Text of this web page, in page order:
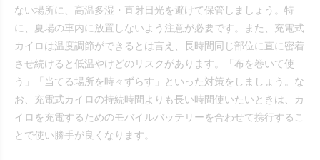
ない場所に、高温多湿・直射日光を避けて保管しましょう。特
に、夏場の車内に放置しないよう注意が必要です。また、充電式
カイロは温度調節ができるとは言え、長時間同じ部位に直に密着
させ続けると低温やけどのリスクがあります。「布を巻いて使
う」「当てる場所を時々ずらす」といった対策をしましょう。な
お、充電式カイロの持続時間よりも長い時間使いたいときは、カ
イロを充電するためのモバイルバッテリーを合わせて携行するこ
とで使い勝手が良くなります。